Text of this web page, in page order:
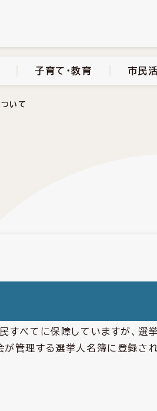
市
子育て・教育 市民
いて
すべてに保障していますが、選
管理する選挙人名簿に登録さ